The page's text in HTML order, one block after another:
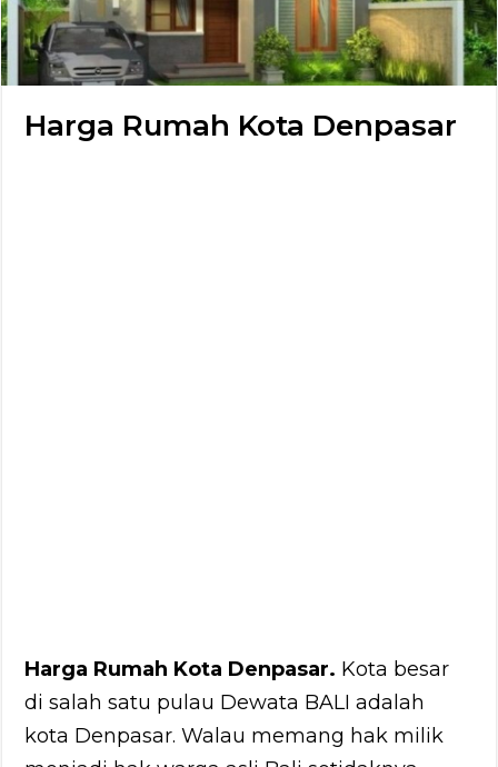
Harga Rumah Kota Denpasar
Harga Rumah Kota Denpasar. Kota besar
di salah satu pulau Dewata BALI adalah
kota Denpasar. Walau memang hak milik